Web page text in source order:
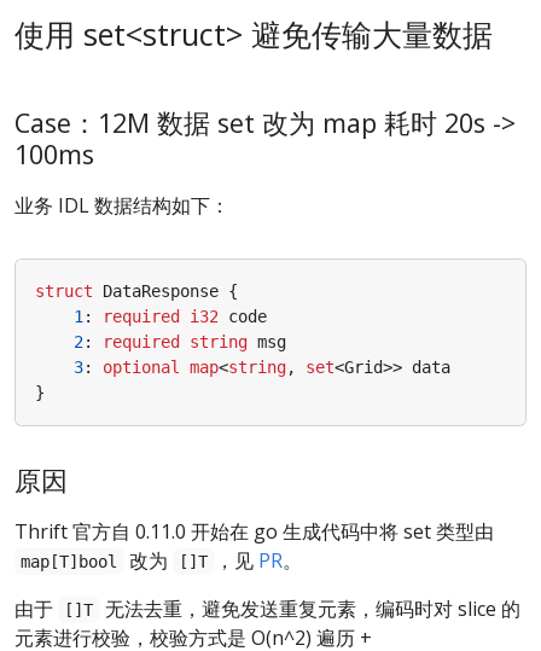
使用 set<struct> 避免传输大量数据
Case：12M 数据 set 改为 map 耗时 20s ->
100ms
业务 IDL 数据结构如下：
struct DataResponse {
1 : required i32
code
2: required string msg
3: optional map<string, set<Grid>> data
}
原因
Thrift 官方自 0.11.0 开始在 go 生成代码中将 set 类型由
map[T]bool 改为 []T ，见 PR。
由于
[]T 无法去重，避免发送重复元素，编码时对 slice 的
元素进行校验，校验方式是 O(n^2) 遍历 +